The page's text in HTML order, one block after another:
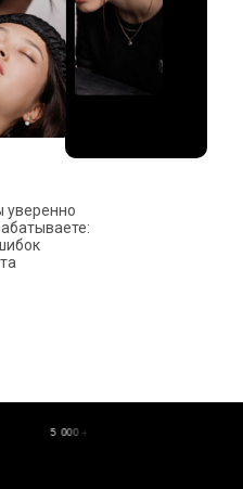
уверенно
ДОХОД
5 000＋ ВЫПУСКНИКОВ